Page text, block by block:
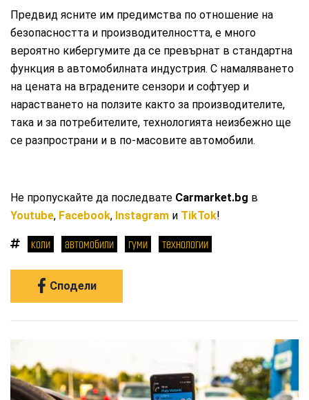
Предвид ясните им предимства по отношение на
безопасността и производителността, е много
вероятно кибергумите да се превърнат в стандартна
функция в автомобилната индустрия. С намаляването
на цената на вградените сензори и софтуер и
нарастването на ползите както за производителите,
така и за потребителите, технологията неизбежно ще
се разпространи и в по-масовите автомобили.
Не пропускайте да последвате Carmarket.bg в
Youtube, Facebook, Instagram и TikTok!
коли автомобили гуми технологии
Сподели